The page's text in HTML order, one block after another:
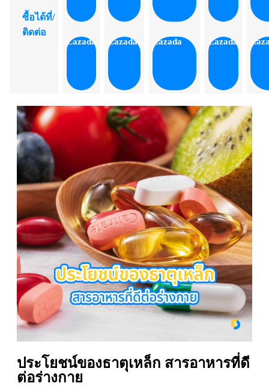
ซื้อได้ที่/
ติดต่อ
Lazada Lazada Lazada Lazada
ประโยชน์ของธาตุเหล็ก สารอาหารที่ดี
ต่อร่างกาย